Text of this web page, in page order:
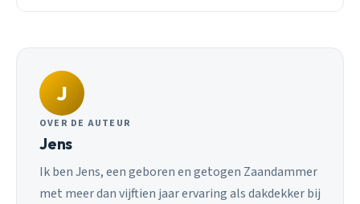
J
OVER DE AUTEUR
Jens
Ik ben Jens, een geboren en getogen Zaandammer
met meer dan vijftien jaar ervaring als dakdekker bij